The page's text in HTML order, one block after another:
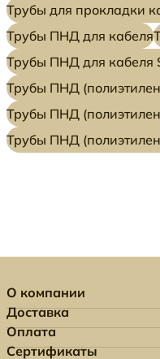
Трубы для прокладки
Трубы ПНД для кабеля
Трубы ПНД для кабеля
Трубы ПНД
Трубы ПНД
Трубы ПНД
О компании
Доставка
Оплата
Сертификаты